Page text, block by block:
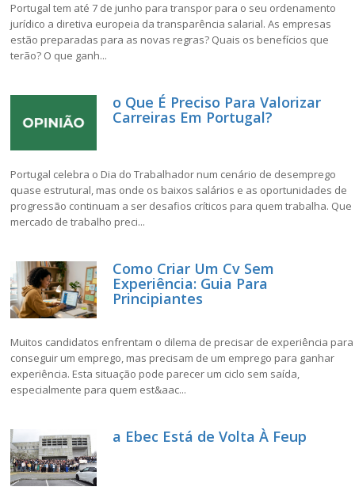
Portugal tem até 7 de junho para transpor para o seu ordenamento
jurídico a diretiva europeia da transparência salarial. As empresas
estão preparadas para as novas regras? Quais os benefícios que
terão? O que ganh...
o Que É Preciso Para Valorizar
Carreiras Em Portugal?
Portugal celebra o Dia do Trabalhador num cenário de desemprego
quase estrutural, mas onde os baixos salários e as oportunidades de
progressão continuam a ser desafios críticos para quem trabalha. Que
mercado de trabalho preci...
Como Criar Um Cv Sem
Experiência: Guia Para
Principiantes
Muitos candidatos enfrentam o dilema de precisar de experiência para
conseguir um emprego, mas precisam de um emprego para ganhar
experiência. Esta situação pode parecer um ciclo sem saída,
especialmente para quem est&aac...
a Ebec Está de Volta À Feup